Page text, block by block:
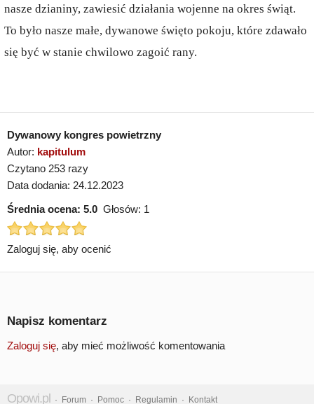
nasze dzianiny, zawiesić działania wojenne na okres świąt.
To było nasze małe, dywanowe święto pokoju, które zdawało
się być w stanie chwilowo zagoić rany.
Dywanowy kongres powietrzny
Autor: kapitulum
Czytano 253 razy
Data dodania: 24.12.2023
Średnia ocena: 5.0 Głosów: 1
Zaloguj się, aby ocenić
Napisz komentarz
Zaloguj się, aby mieć możliwość komentowania
Opowi.pl · Forum · Pomoc · Regulamin · Kontakt